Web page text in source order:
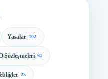
Yasalar 102
Sözleşmeleri 61
25